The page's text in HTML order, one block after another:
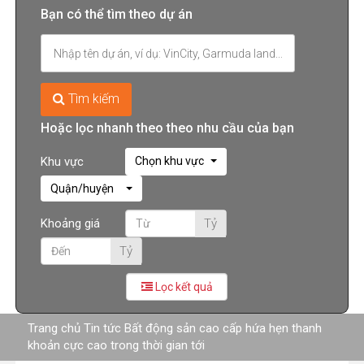
Bạn có thể tìm theo dự án
Tìm kiếm
Hoặc lọc nhanh theo theo nhu cầu của bạn
Khu vực Chọn khu vực
Quận/huyện
Khoảng giá
Tỷ
Tỷ
Lọc kết quả
Trang chủ Tin tức Bất động sản cao cấp hứa hẹn thanh
khoản cực cao trong thời gian tới